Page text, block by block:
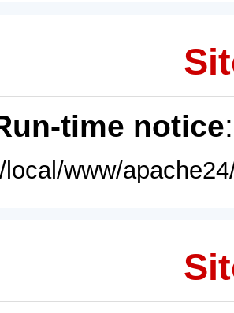
time notice
www/